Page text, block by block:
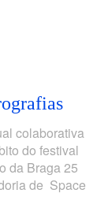
colaborativa
do festival
da Braga 25
de Space